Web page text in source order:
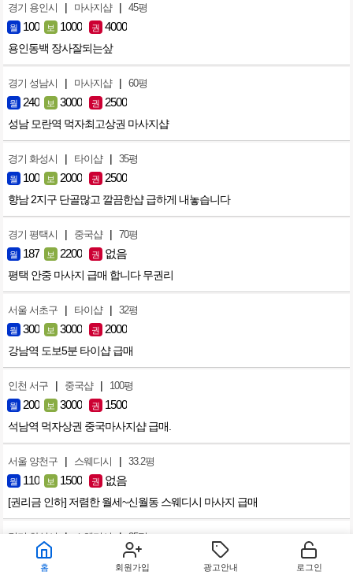
경기 용인시 | 마사지샵 | 45평
월 100 보 1000 권 4000
용인동백 장사잘되는샆
경기 성남시 | 마사지샵 | 60평
월 240 보 3000 권 2500
성남 모란역 먹자최고상권 마사지샵
경기 화성시 | 타이샵 | 35평
월 100 보 2000 권 2500
향남 2지구 단골많고 깔끔한샵 급하게 내놓습니다
경기 평택시 | 중국샵 | 70평
월 187 보 2200 권 없음
평택 안중 마사지 급매 합니다 무권리
서울 서초구 | 타이샵 | 32평
월 300 보 3000 권 2000
강남역 도보5분 타이샵 급매
인천 서구 | 중국샵 | 100평
월 200 보 3000 권 1500
석남역 먹자상권 중국마사지샵 급매.
서울 양천구 | 스웨디시 | 33.2평
월 110 보 1500 권 없음
[권리금 인하] 저렴한 월세~신월동 스웨디시 마사지 급매
경기 화성시 | 스웨디시 | 35평
보
홈 회원가입 광고안내 로그인